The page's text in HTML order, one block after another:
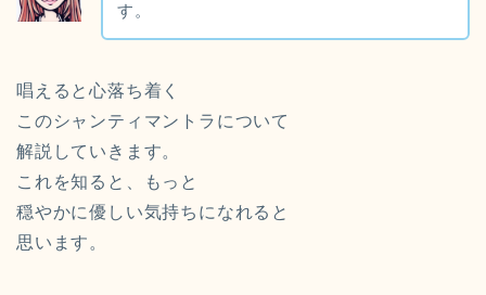
す。
唱えると心落ち着く
このシャンティマントラについて
解説していきます。
これを知ると、もっと
穏やかに優しい気持ちになれると
思います。